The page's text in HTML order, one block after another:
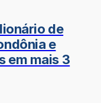
de
e
em mais 3